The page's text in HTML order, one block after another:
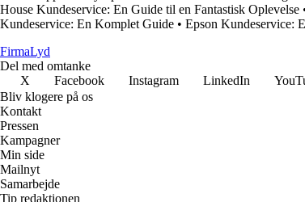
House Kundeservice: En Guide til en Fantastisk Oplevelse
Kundeservice: En Komplet Guide • Epson Kundeservice:
FirmaLyd
Del med omtanke
X
Facebook Instagram LinkedIn
Bliv klogere på os
Kontakt
Pressen
Kampagner
Min side
Mailnyt
Samarbejde
Tip redaktionen